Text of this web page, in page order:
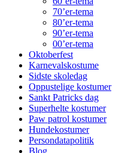
70’er-tema
80’er-tema
90’er-tema
00’er-tema
Oktoberfest
Karnevalskostume
Sidste skoledag
Oppustelige kostumer
Sankt Patricks dag
Superhelte kostumer
Paw patrol kostumer
Hundekostumer
Persondatapolitik
Blog